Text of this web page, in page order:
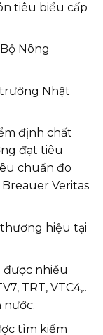
tiêu biểu cấp
Nông
Nhật
định chất
đạt tiêu
chuẩn đo
Veritas
hiệu tại
được nhiều
TRT, VTC4,..
nước.
tìm kiếm